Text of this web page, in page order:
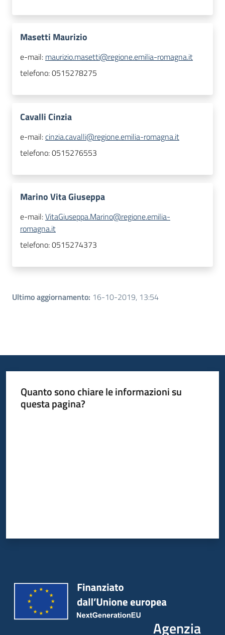
Masetti Maurizio
e-mail: maurizio.masetti@regione.emilia-romagna.it
telefono:0515278275
Cavalli Cinzia
e-mail:cinzia.cavalli@regione.emilia-romagna.it
telefono:0515276553
Marino Vita Giuseppa
e-mail:VitaGiuseppa.Marino@regione.emilia-
romagna.it
telefono:0515274373
Ultimo aggiornamento: 16-10-2019, 13:54
Quanto sono chiare le informazioni su
questa pagina?
Agenzia